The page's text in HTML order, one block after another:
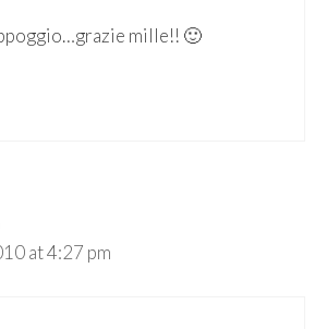
mille!! 🙂
at 4:27 pm